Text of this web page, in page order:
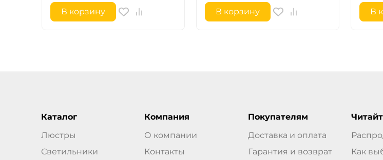
В корзину В корзину В
Каталог
Люстры
Светильники
Компания
О компании
Контакты
Покупателям
Доставка и оплата
Гарантия и возврат
Как